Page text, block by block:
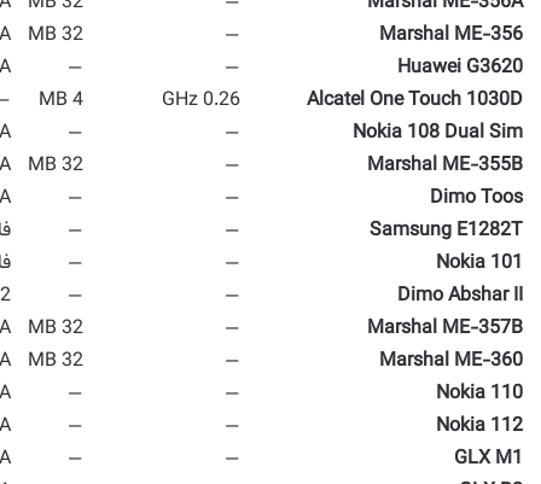
Marshal ME-356
—
32 MB
Huawei G3620
—
—
Alcatel One Touch 1030D
0.26 GHz
4 MB
Nokia 108 Dual Sim
—
—
Marshal ME-355B
—
32 MB
Dimo Toos
—
—
Samsung E1282T
—
—
Nokia 101
—
—
Dimo Abshar II
—
—
2 MP
Marshal ME-357B
—
32 MB
Marshal ME-360
—
32 MB
Nokia 110
—
—
Nokia 112
—
—
GLX M1
—
—